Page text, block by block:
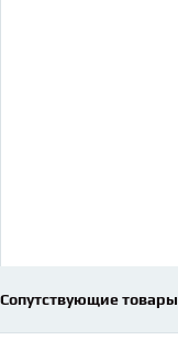
Сопутствующие товары